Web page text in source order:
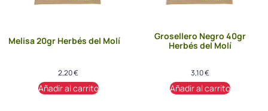
Melisa 20gr Herbés del Molí
2,20€
Añadir al carrito
Grosellero Negro 40gr
Herbés del Molí
3,10€
Añadir al carrito